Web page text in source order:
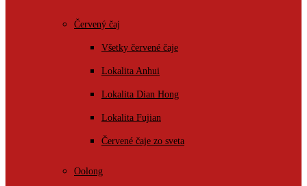
Červený čaj
Všetky červené čaje
Lokalita Anhui
Lokalita Dian Hong
Lokalita Fujian
Červené čaje zo sveta
Oolong